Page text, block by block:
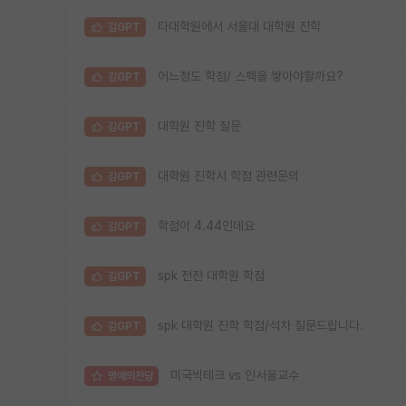
김GPT 타대학원에서 서울대 대학원 진학
김GPT 어느정도 학점/ 스펙을 쌓아야할까요?
김GPT 대학원 진학 질문
김GPT 대학원 진학시 학점 관련문의
김GPT 학점이 4.44인데요
김GPT spk 전전 대학원 학점
김GPT spk 대학원 진학 학점/석차 질문드립니다.
명예의전당 미국빅테크 vs 인서울교수